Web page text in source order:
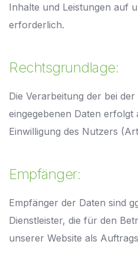
Inhalte und Leistungen auf
erforderlich.
Rechtsgrundlage:
Die Verarbeitung der bei der
eingegebenen Daten erfolgt
Einwilligung des Nutzers
Empfänger:
Empfänger der Daten sind
Dienstleister, die für den
unserer Website als